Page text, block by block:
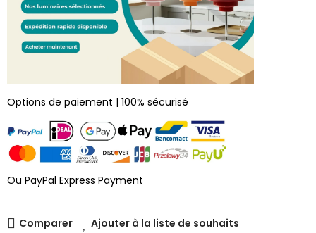
Options de paiement | 100% sécurisé
Ou PayPal Express Payment
Comparer Ajouter à la liste de souhaits